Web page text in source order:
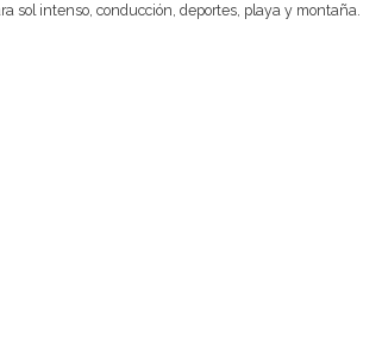
sol intenso, conducción, deportes, playa y montaña.